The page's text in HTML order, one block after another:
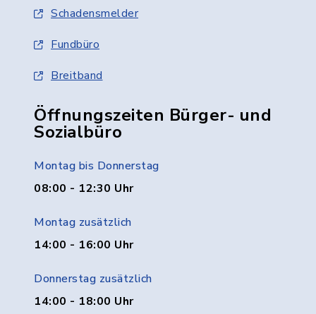
Schadensmelder
Fundbüro
Breitband
Öffnungszeiten Bürger- und
Sozialbüro
Montag bis Donnerstag
08:00 - 12:30 Uhr
Montag zusätzlich
14:00 - 16:00 Uhr
Donnerstag zusätzlich
14:00 - 18:00 Uhr